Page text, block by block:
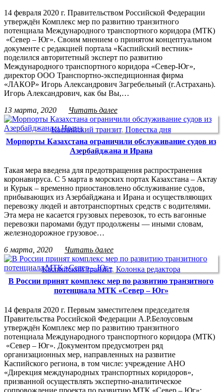
14 февраля 2020 г. Правительством Российской Федерации
утверждён Комплекс мер по развитию транзитного
потенциала Международного транспортного коридора (МТК)
«Север – Юг». Своим мнением о принятом концептуальном
документе с редакцией портала «Каспийский вестник»
поделился авторитетный эксперт по развитию
Международного транспортного коридора «Север-Юг»,
директор ООО Транспортно-экспедиционная фирма
«ЛАКОР» Игорь Александрович Загребельный (г.Астрахань).
Игорь Александрович, как бы Вы,…
13 марта, 2020
Читать далее
Каспийский транзит, Повестка дня
Морпорты Казахстана ограничили обслуживание судов из
Азербайджана и Ирана
Такая мера введена для предотвращения распространения
коронавируса. С 5 марта в морских портах Казахстана – Актау
и Курык – временно приостановлено обслуживание судов,
прибывающих из Азербайджана и Ирана и осуществляющих
перевозку людей и автотранспортных средств с водителями.
Эта мера не касается грузовых перевозок, то есть вагонные
перевозки паромами будут продолжены — иными словам,
железнодорожное грузовое…
6 марта, 2020
Читать далее
Каспийский транзит, Колонка редактора
В России принят комплекс мер по развитию транзитного
потенциала МТК «Север – Юг»
14 февраля 2020 г. Первым заместителем председателя
Правительства Российской Федерации А.Р.Белоусовым
утверждён Комплекс мер по развитию транзитного
потенциала Международного транспортного коридора (МТК)
«Север – Юг». Документом предусмотрен ряд
организационных мер, направленных на развитие
Каспийского региона, в том числе: учреждение АНО
«Дирекция международных транспортных коридоров»,
призванной осуществлять экспертно-аналитическое